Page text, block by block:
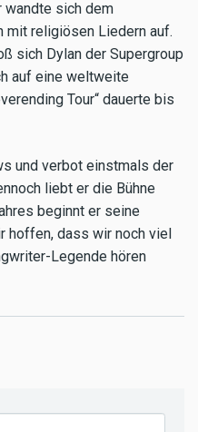
wandte sich dem
mit religiösen Liedern auf.
sich Dylan der Supergroup
auf eine weltweite
Tour“ dauerte bis
und verbot einstmals der
liebt er die Bühne
beginnt er seine
hoffen, dass wir noch viel
Legende hören